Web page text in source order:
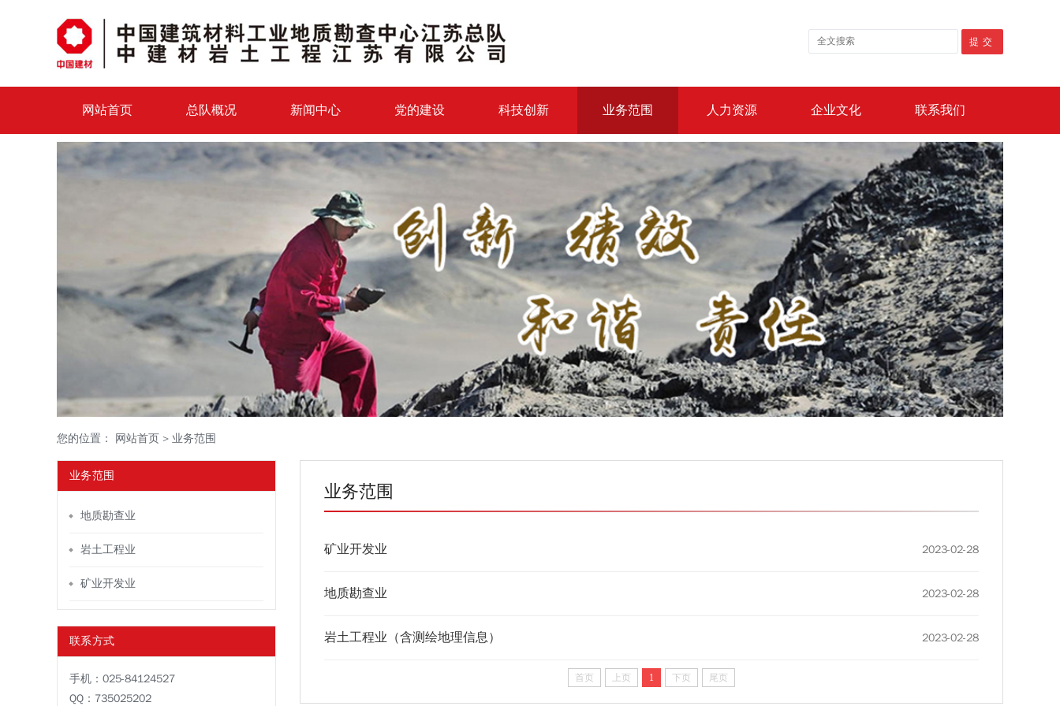
网站首页 总队概况 新闻中心 党的建设 科技创新 业务范围 人力资源 企业文化 联系我们
您的位置： 网站首页 > 业务范围
业务范围
地质勘查业
岩土工程业
矿业开发业
联系方式
手机：025-84124527
QQ：735025202
业务范围
矿业开发业 2023-02-28
地质勘查业 2023-02-28
岩土工程业（含测绘地理信息） 2023-02-28
首页 上页 1 下页 尾页